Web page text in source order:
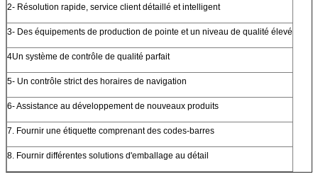
2- Résolution rapide, service client détaillé et intelligent
3- Des équipements de production de pointe et un niveau de qualité élevé
4Un système de contrôle de qualité parfait
5- Un contrôle strict des horaires de navigation
6- Assistance au développement de nouveaux produits
7. Fournir une étiquette comprenant des codes-barres
8. Fournir différentes solutions d'emballage au détail